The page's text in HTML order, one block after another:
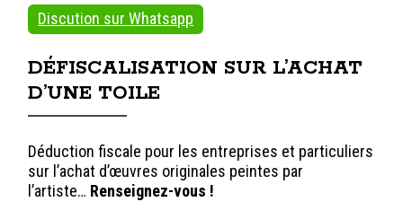
Discution sur Whatsapp
DÉFISCALISATION SUR L’ACHAT
D’UNE TOILE
Déduction fiscale pour les entreprises et particuliers
sur l’achat d’œuvres originales peintes par
l’artiste… Renseignez-vous !